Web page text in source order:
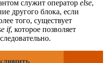
служит оператор else,
другого блока, если
того, существует
if, которое позволяет